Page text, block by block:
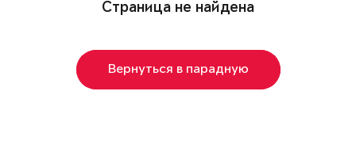
Страница не найдена
Вернуться в парадную